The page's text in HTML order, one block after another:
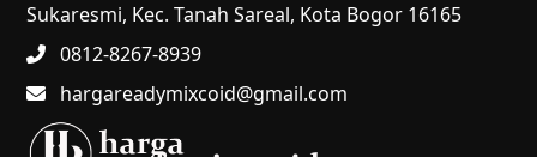
Sukaresmi, Kec. Tanah Sareal, Kota Bogor 16165
0812-8267-8939
hargareadymixcoid@gmail.com